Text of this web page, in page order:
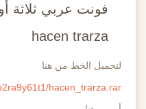
فونت عربي ثلاثة
hacen trarza
لتحميل الخط من هنا
hacen_trarza.rar